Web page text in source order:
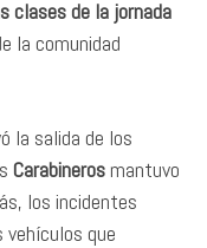
clases de la jornada
la comunidad
la salida de los
Carabinerosmantuvo
los incidentes
vehículos que